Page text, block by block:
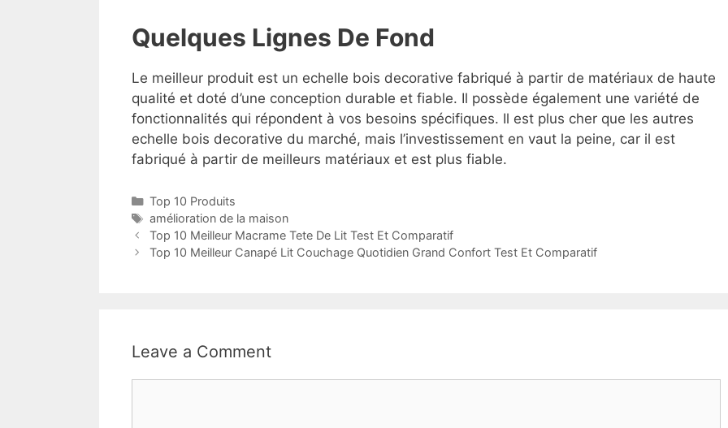
Quelques Lignes De Fond
Le meilleur produit est un echelle bois decorative fabriqué à partir de matériaux de haute
qualité et doté d’une conception durable et fiable. Il possède également une variété de
fonctionnalités qui répondent à vos besoins spécifiques. Il est plus cher que les autres
echelle bois decorative du marché, mais l’investissement en vaut la peine, car il est
fabriqué à partir de meilleurs matériaux et est plus fiable.
Top 10 Produits
amélioration de la maison
Top 10 Meilleur Macrame Tete De Lit Test Et Comparatif
Top 10 Meilleur Canapé Lit Couchage Quotidien Grand Confort Test Et Comparatif
Leave a Comment